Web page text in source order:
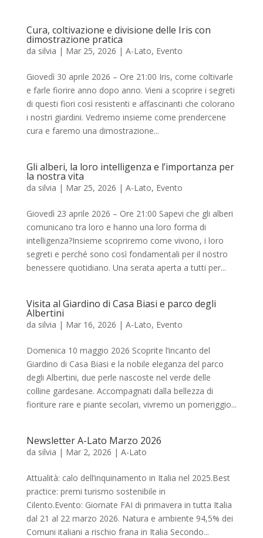
Cura, coltivazione e divisione delle Iris con
dimostrazione pratica
da silvia | Mar 25, 2026 | A-Lato, Evento
Giovedì 30 aprile 2026 – Ore 21:00 Iris, come coltivarle
e farle fiorire anno dopo anno. Vieni a scoprire i segreti
di questi fiori così resistenti e affascinanti che colorano
i nostri giardini. Vedremo insieme come prendercene
cura e faremo una dimostrazione...
Gli alberi, la loro intelligenza e l’importanza per
la nostra vita
da silvia | Mar 25, 2026 | A-Lato, Evento
Giovedì 23 aprile 2026 – Ore 21:00 Sapevi che gli alberi
comunicano tra loro e hanno una loro forma di
intelligenza?Insieme scopriremo come vivono, i loro
segreti e perché sono così fondamentali per il nostro
benessere quotidiano. Una serata aperta a tutti per...
Visita al Giardino di Casa Biasi e parco degli
Albertini
da silvia | Mar 16, 2026 | A-Lato, Evento
Domenica 10 maggio 2026 Scoprite l’incanto del
Giardino di Casa Biasi e la nobile eleganza del parco
degli Albertini, due perle nascoste nel verde delle
colline gardesane. Accompagnati dalla bellezza di
fioriture rare e piante secolari, vivremo un pomeriggio...
Newsletter A-Lato Marzo 2026
da silvia | Mar 2, 2026 | A-Lato
Attualità: calo dell’inquinamento in Italia nel 2025.Best
practice: premi turismo sostenibile in
Cilento.Evento: Giornate FAI di primavera in tutta Italia
dal 21 al 22 marzo 2026. Natura e ambiente 94,5% dei
Comuni italiani a rischio frana in Italia Secondo...